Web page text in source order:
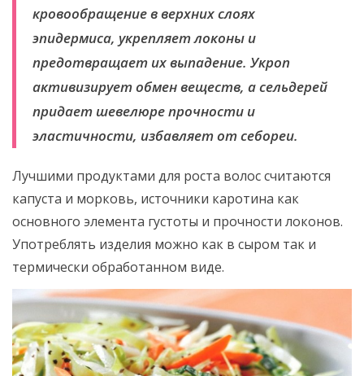
кровообращение в верхних слоях
эпидермиса, укрепляет локоны и
предотвращает их выпадение. Укроп
активизирует обмен веществ, а сельдерей
придает шевелюре прочности и
эластичности, избавляет от себореи.
Лучшими продуктами для роста волос считаются
капуста и морковь, источники каротина как
основного элемента густоты и прочности локонов.
Употреблять изделия можно как в сыром так и
термически обработанном виде.